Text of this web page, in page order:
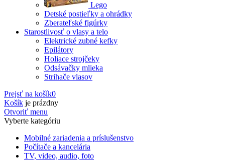
Lego
Detské postieľky a ohrádky
Zberateľské figúrky
Starostlivosť o vlasy a telo
Elektrické zubné kefky
Epilátory
Holiace strojčeky
Odsávačky mlieka
Strihače vlasov
Prejsť na košík0
Košík je prázdny
Otvoriť menu
Vyberte kategóriu
Mobilné zariadenia a príslušenstvo
Počítače a kancelária
TV, video, audio, foto